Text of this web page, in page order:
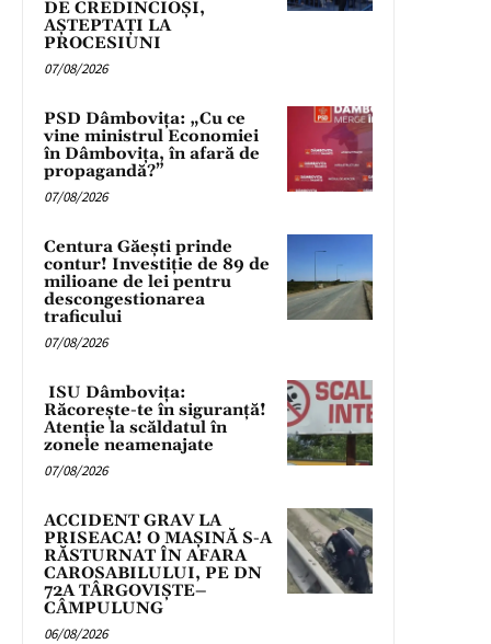
DE CREDINCIOȘI,
AȘTEPTAȚI LA
PROCESIUNI
07/08/2026
PSD Dâmbovița: „Cu ce
vine ministrul Economiei
în Dâmbovița, în afară de
propagandă?”
07/08/2026
Centura Găești prinde
contur! Investiție de 89 de
milioane de lei pentru
descongestionarea
traficului
07/08/2026
ISU Dâmbovița:
Răcorește-te în siguranță!
Atenție la scăldatul în
zonele neamenajate
07/08/2026
ACCIDENT GRAV LA
PRISEACA! O MAȘINĂ S-A
RĂSTURNAT ÎN AFARA
CAROSABILULUI, PE DN
72A TÂRGOVIȘTE–
CÂMPULUNG
06/08/2026